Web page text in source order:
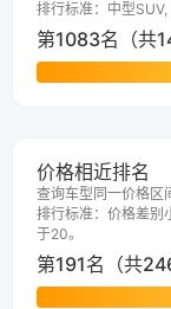
排行标准：中型SUV,
第1083名（共
价格相近排名
查询车型同一价格区
排行标准：价格差别
于20。
第191名（共